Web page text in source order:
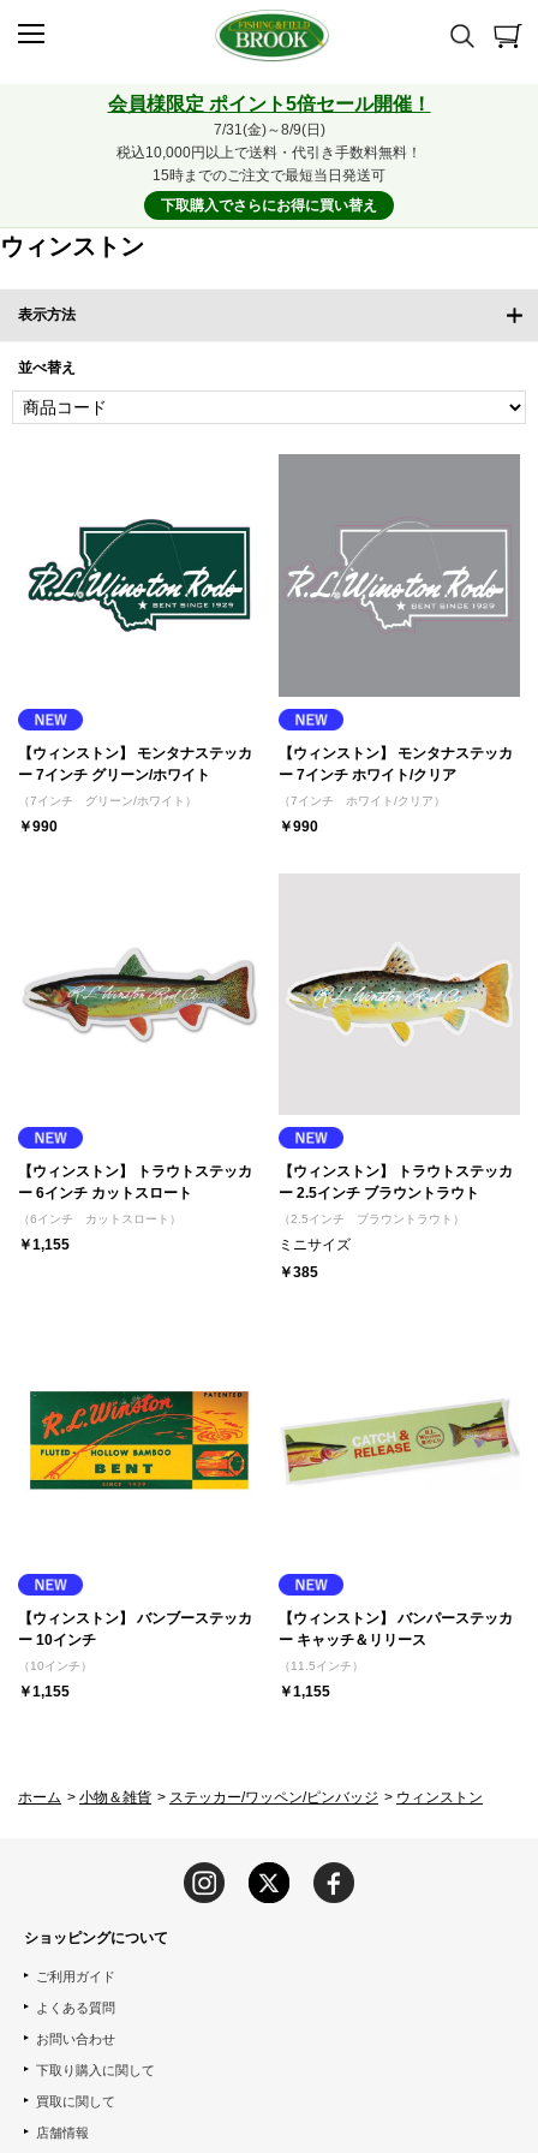
会員様限定 ポイント5倍セール開催！
7/31(金)～8/9(日)
税込10,000円以上で送料・代引き手数料無料！
15時までのご注文で最短当日発送可
下取購入でさらにお得に買い替え
ウィンストン
表示方法
並べ替え
【ウィンストン】 モンタナステッカ
ー 7インチ グリーン/ホワイト
（7インチ グリーン/ホワイト）
￥990
【ウィンストン】 モンタナステッカ
ー 7インチ ホワイト/クリア
（7インチ ホワイト/クリア）
￥990
【ウィンストン】 トラウトステッカ
ー 6インチ カットスロート
（6インチ カットスロート）
￥1,155
【ウィンストン】 トラウトステッカ
ー 2.5インチ ブラウントラウト
（2.5インチ ブラウントラウト）
ミニサイズ
￥385
【ウィンストン】 バンブーステッカ
ー 10インチ
（10インチ）
￥1,155
【ウィンストン】 バンパーステッカ
ー キャッチ＆リリース
（11.5インチ）
￥1,155
ホーム > 小物＆雑貨 > ステッカー/ワッペン/ピンバッジ > ウィンストン
ショッピングについて
ご利用ガイド
よくある質問
お問い合わせ
下取り購入に関して
買取に関して
店舗情報